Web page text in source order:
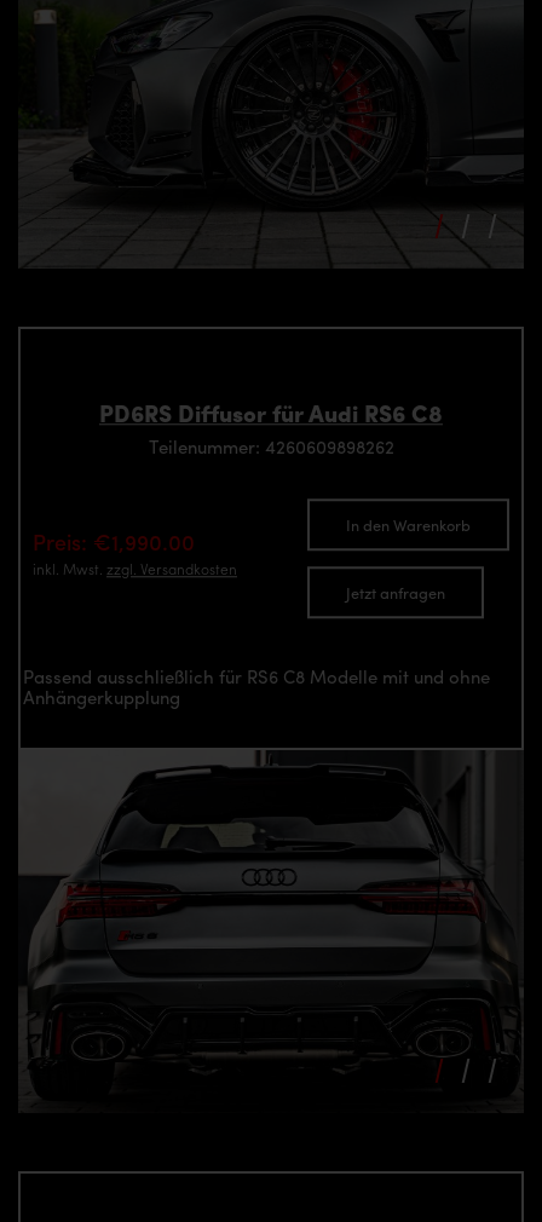
PD6RS Diffusor für Audi RS6 C8
Teilenummer: 4260609898262
Preis: €1,990.00
inkl. Mwst. zzgl. Versandkosten
In den Warenkorb
Jetzt anfragen
Passend ausschließlich für RS6 C8 Modelle mit und ohne
Anhängerkupplung